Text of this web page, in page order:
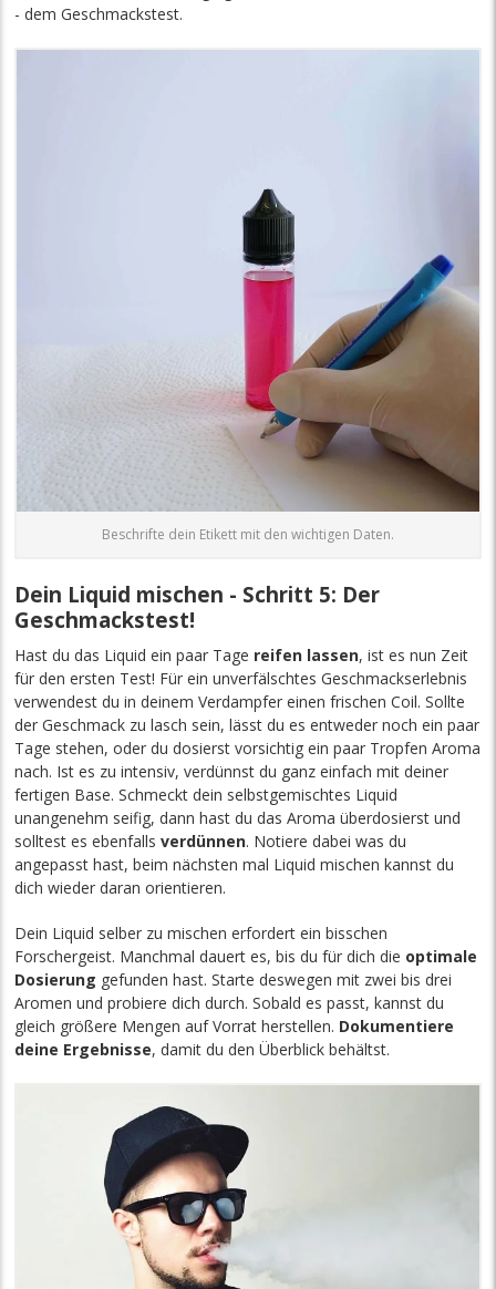
- dem Geschmackstest.
Beschrifte dein Etikett mit den wichtigen Daten.
Dein Liquid mischen - Schritt 5: Der
Geschmackstest!
Hast du das Liquid ein paar Tage reifen lassen, ist es nun Zeit
für den ersten Test! Für ein unverfälschtes Geschmackserlebnis
verwendest du in deinem Verdampfer einen frischen Coil. Sollte
der Geschmack zu lasch sein, lässt du es entweder noch ein paar
Tage stehen, oder du dosierst vorsichtig ein paar Tropfen Aroma
nach. Ist es zu intensiv, verdünnst du ganz einfach mit deiner
fertigen Base. Schmeckt dein selbstgemischtes Liquid
unangenehm seifig, dann hast du das Aroma überdosierst und
solltest es ebenfallsverdünnen. Notiere dabei was du
angepasst hast, beim nächsten mal Liquid mischen kannst du
dich wieder daran orientieren.
Dein Liquid selber zu mischen erfordert ein bisschen
Forschergeist. Manchmal dauert es, bis du für dich die optimale
Dosierung gefunden hast. Starte deswegen mit zwei bis drei
Aromen und probiere dich durch. Sobald es passt, kannst du
gleich größere Mengen auf Vorrat herstellen. Dokumentiere
deine Ergebnisse, damit du den Überblick behältst.